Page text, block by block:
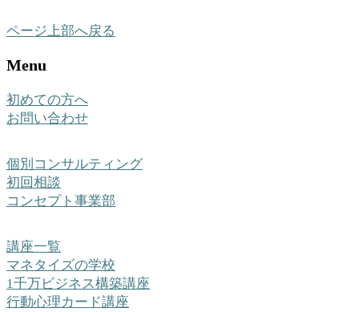
ページ上部へ戻る
Menu
初めての方へ
お問い合わせ
個別コンサルティング
初回相談
コンセプト事業部
講座一覧
マネタイズの学校
1千万ビジネス構築講座
行動心理カード講座